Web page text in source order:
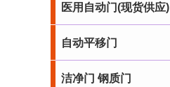
医用自动门(现货供应)
自动平移门
洁净门 钢质门